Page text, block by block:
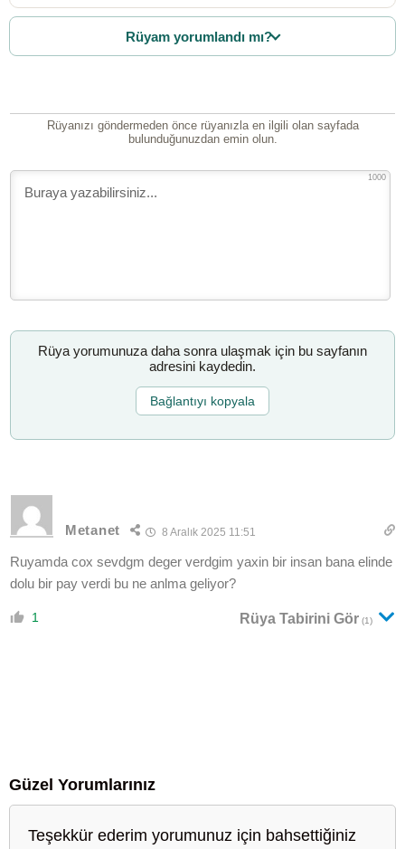
Rüyam yorumlandı mı?
Rüyanızı göndermeden önce rüyanızla en ilgili olan sayfada
bulunduğunuzdan emin olun.
1000
Rüya yorumunuza daha sonra ulaşmak için bu sayfanın
adresini kaydedin.
Bağlantıyı kopyala
Metanet 8 Aralık 2025 11:51
Ruyamda cox sevdgm deger verdgim yaxin bir insan bana elinde
dolu bir pay verdi bu ne anlma geliyor?
1 Rüya Tabirini Gör (1)
Güzel Yorumlarınız
Teşekkür ederim yorumunuz için bahsettiğiniz